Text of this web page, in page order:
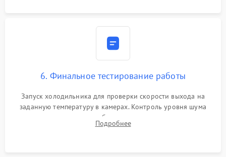
6. Финальное тестирование работы
Запуск холодильника для проверки скорости выхода на
заданную температуру в камерах. Контроль уровня шума
компрессора, отсутствия обмерзания стенок и корректного
срабатывания системы автоматической оттайки.
Подробнее